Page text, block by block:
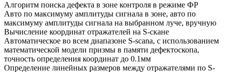
Алгоритм поиска дефекта в зоне контроля в режиме ФР
Авто по максимуму амплитуды сигнала в зоне, авто по
максимуму амплитуды сигнала на выбранном луче, вручную
Вычисление координат отражателей на S-скане
Автоматическое во всем диапазоне S-scana, с использованием
математической модели призмы в памяти дефектоскопа,
точность определения координат до 0.1мм
Определение линейных размеров между отражателями по S-